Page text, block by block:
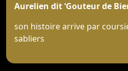
Aurelien dit ‘Gouteur de
son histoire arrive par
sabliers